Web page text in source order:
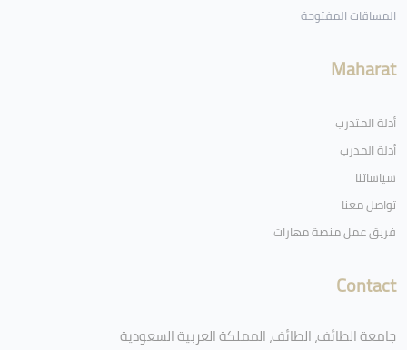
المساقات المفتوحة
Maharat
أدلة المتدرب
أدلة المدرب
سياساتنا
تواصل معنا
فريق عمل منصة مهارات
Contact
جامعة الطائف، الطائف، المملكة العربية السعودية